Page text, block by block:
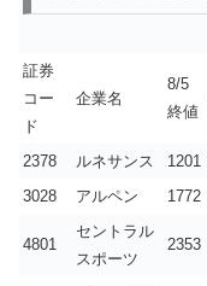
証券
コー
ド
企業名
8/5
終値
2378 ルネサンス 1201
3028
アルペン 1772
4801
セントラル
スポーツ
2353